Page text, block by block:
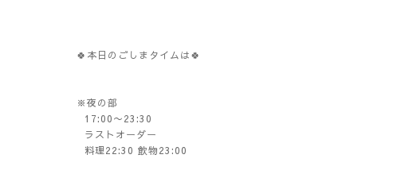
🍀本日のごしまタイムは🍀
※夜の部
17:00〜23:30
ラストオーダー
料理22:30 飲物23:00